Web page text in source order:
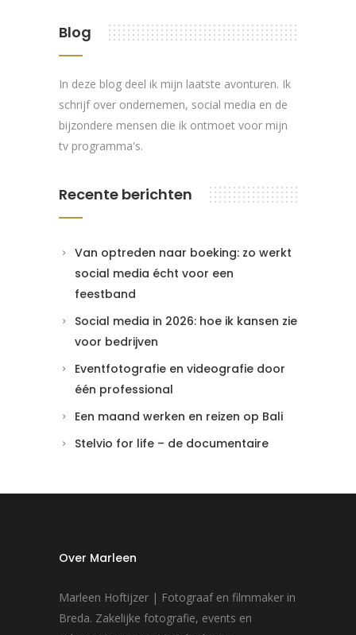
Blog
In deze blog deel ik mijn laatste avonturen. Ik
schrijf over ondernemen, social media en de
bijzondere mensen die ik ontmoet voor mijn
tv programma's.
Recente berichten
Van optreden naar boeking: zo werkt
social media écht voor een
feestband
Social media in 2026: hoe ik kansen zie
voor bedrijven
Eventfotografie en videografie door
één professional
Een maand werken en reizen op Bali
Stelvio for life – de documentaire
Over Marleen
Marleen Hoftijzer | Fotograaf en filmmaker in
Breda. Zakelijke fotografie, events en